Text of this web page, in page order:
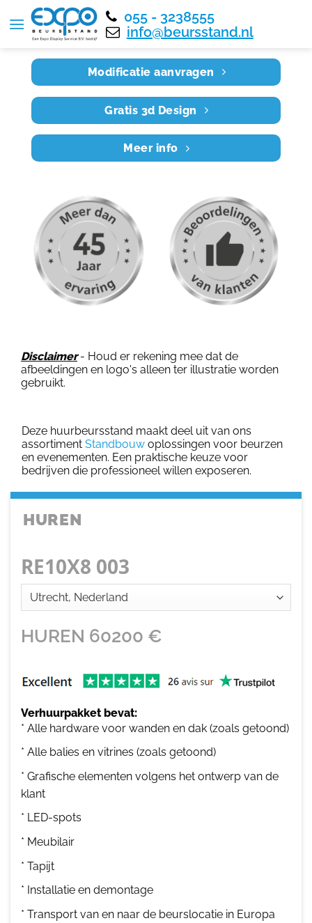
055 - 3238555
info@beursstand.nl
Home RE10X8 003
Modificatie aanvragen
Gratis 3d Design
Meer info
Disclaimer- Houd er rekening mee dat de
afbeeldingen en logo's alleen ter illustratie worden
gebruikt.
Deze huurbeursstand maakt deel uit van ons
assortiment Standbouw oplossingen voor beurzen
en evenementen. Een praktische keuze voor
bedrijven die professioneel willen exposeren.
HUREN
RE10X8 003
HUREN 60200 €
Verhuurpakket bevat:
* Alle hardware voor wanden en dak (zoals getoond)
* Alle balies en vitrines (zoals getoond)
* Grafische elementen volgens het ontwerp van de
klant
* LED-spots
* Meubilair
* Tapijt
* Installatie en demontage
* Transport van en naar de beurslocatie in Europa